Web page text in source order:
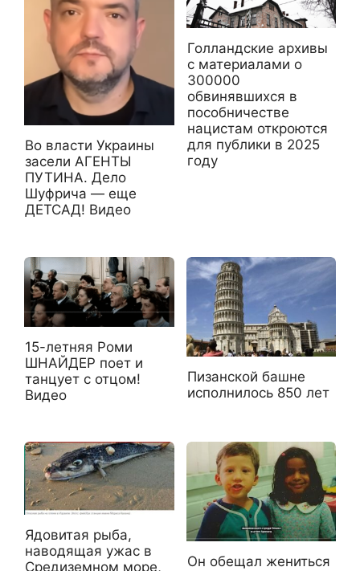
Во власти Украины
засели АГЕНТЫ
ПУТИНА. Дело
Шуфрича — еще
ДЕТСАД! Видео
Голландские архивы
с материалами о
300000
обвинявшихся в
пособничестве
нацистам откроются
для публики в 2025
году
15-летняя Роми
ШНАЙДЕР поет и
танцует с отцом!
Видео
Пизанской башне
исполнилось 850 лет
Ядовитая рыба,
наводящая ужас в
Средиземном море,
Он обещал жениться